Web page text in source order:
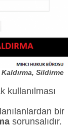
Sildirme
kullanılması
bir
sorunsalıdır.